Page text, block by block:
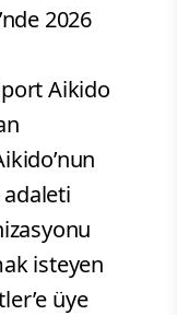
2026
Aikido
adaleti
isteyen
üye